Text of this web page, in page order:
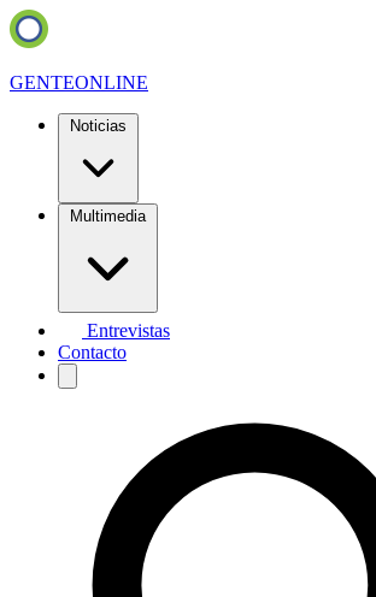
GENTEONLINE
Noticias
Multimedia
Entrevistas
Contacto